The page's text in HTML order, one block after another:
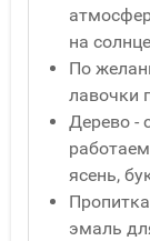
на
По
лавочки
Дерево -
ясень,
эмаль